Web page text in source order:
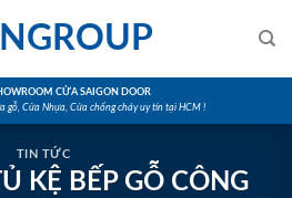
CỬA SAIGON DOOR
gỗ, Cửa Nhựa, Cửa chống cháy uy tín tại HCM !
TIN TỨC
KỆ BẾP GỖ CÔNG